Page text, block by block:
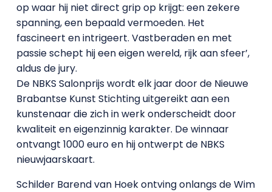
op waar hij niet direct grip op krijgt: een zekere
spanning, een bepaald vermoeden. Het
fascineert en intrigeert. Vastberaden en met
passie schept hij een eigen wereld, rijk aan sfeer’,
aldus de jury.
De NBKS Salonprijs wordt elk jaar door de Nieuwe
Brabantse Kunst Stichting uitgereikt aan een
kunstenaar die zich in werk onderscheidt door
kwaliteit en eigenzinnig karakter. De winnaar
ontvangt 1000 euro en hij ontwerpt de NBKS
nieuwjaarskaart.
Schilder Barend van Hoek ontving onlangs de Wim